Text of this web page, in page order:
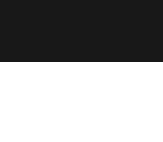
factors related to system
prix comme ils l'entendent.